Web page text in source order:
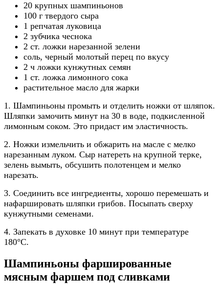
20 крупных шампиньонов
100 г твердого сыра
1 репчатая луковица
2 зубчика чеснока
2 ст. ложки нарезанной зелени
соль, черный молотый перец по вкусу
2 ч ложки кунжутных семян
1 ст. ложка лимонного сока
растительное масло для жарки
1. Шампиньоны промыть и отделить ножки от шляпок.
Шляпки замочить минут на 30 в воде, подкисленной
лимонным соком. Это придаст им эластичность.
2. Ножки измельчить и обжарить на масле с мелко
нарезанным луком. Сыр натереть на крупной терке,
зелень вымыть, обсушить полотенцем и мелко
нарезать.
3. Соединить все ингредиенты, хорошо перемешать и
нафаршировать шляпки грибов. Посыпать сверху
кунжутными семенами.
4. Запекать в духовке 10 минут при температуре
180°C.
Шампиньоны фаршированные
мясным фаршем под сливками